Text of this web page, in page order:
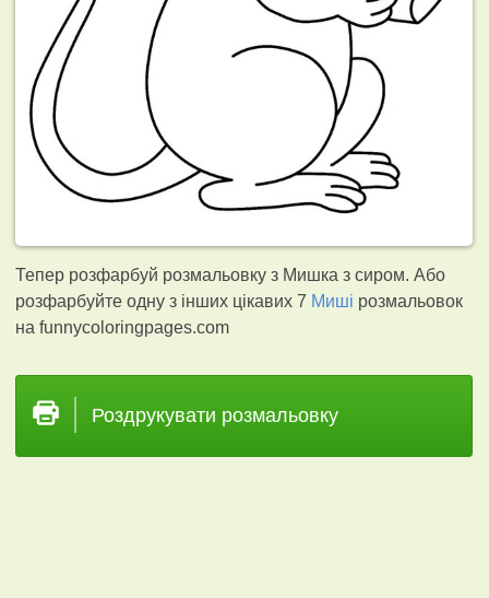
Тепер розфарбуй розмальовку з Мишка з сиром. Або
розфарбуйте одну з інших цікавих 7 Миші розмальовок
на funnycoloringpages.com
Роздрукувати розмальовку